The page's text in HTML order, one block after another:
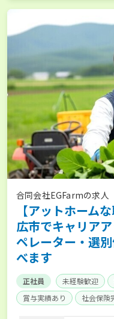
合同会社EGFarmの求人
【アットホーム
広市でキャリア
ペレーター・選
べます
正社員 未経験歓迎
賞与実績あり
社会保険